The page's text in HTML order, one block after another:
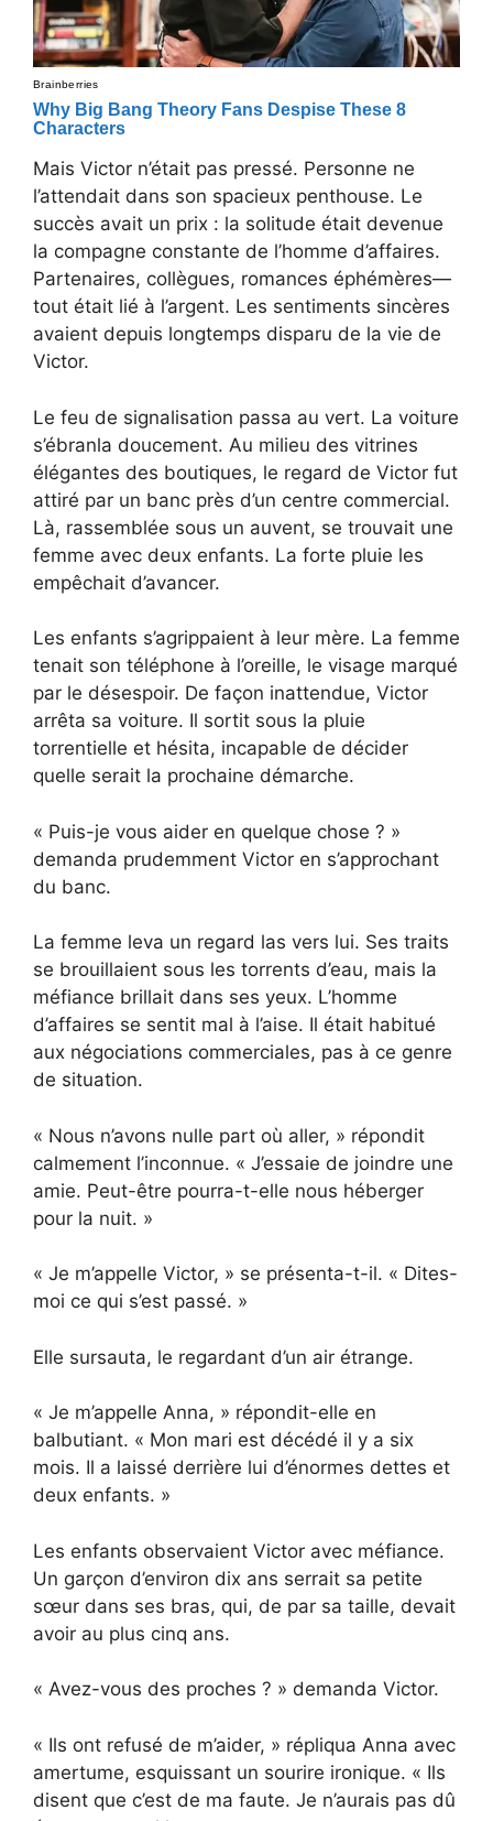
Mais Victor n’était pas pressé. Personne ne
l’attendait dans son spacieux penthouse. Le
succès avait un prix : la solitude était devenue
la compagne constante de l’homme d’affaires.
Partenaires, collègues, romances éphémères—
tout était lié à l’argent. Les sentiments sincères
avaient depuis longtemps disparu de la vie de
Victor.
Le feu de signalisation passa au vert. La voiture
s’ébranla doucement. Au milieu des vitrines
élégantes des boutiques, le regard de Victor fut
attiré par un banc près d’un centre commercial.
Là, rassemblée sous un auvent, se trouvait une
femme avec deux enfants. La forte pluie les
empêchait d’avancer.
Les enfants s’agrippaient à leur mère. La femme
tenait son téléphone à l’oreille, le visage marqué
par le désespoir. De façon inattendue, Victor
arrêta sa voiture. Il sortit sous la pluie
torrentielle et hésita, incapable de décider
quelle serait la prochaine démarche.
« Puis-je vous aider en quelque chose ? »
demanda prudemment Victor en s’approchant
du banc.
La femme leva un regard las vers lui. Ses traits
se brouillaient sous les torrents d’eau, mais la
méfiance brillait dans ses yeux. L’homme
d’affaires se sentit mal à l’aise. Il était habitué
aux négociations commerciales, pas à ce genre
de situation.
« Nous n’avons nulle part où aller, » répondit
calmement l’inconnue. « J’essaie de joindre une
amie. Peut-être pourra-t-elle nous héberger
pour la nuit. »
« Je m’appelle Victor, » se présenta-t-il. « Dites-
moi ce qui s’est passé. »
Elle sursauta, le regardant d’un air étrange.
« Je m’appelle Anna, » répondit-elle en
balbutiant. « Mon mari est décédé il y a six
mois. Il a laissé derrière lui d’énormes dettes et
deux enfants. »
Les enfants observaient Victor avec méfiance.
Un garçon d’environ dix ans serrait sa petite
sœur dans ses bras, qui, de par sa taille, devait
avoir au plus cinq ans.
« Avez-vous des proches ? » demanda Victor.
« Ils ont refusé de m’aider, » répliqua Anna avec
amertume, esquissant un sourire ironique. « Ils
disent que c’est de ma faute. Je n’aurais pas dû